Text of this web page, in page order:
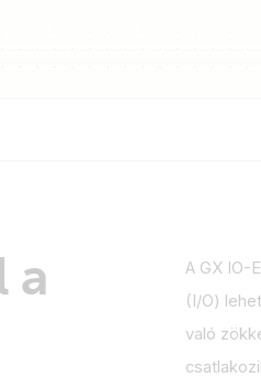
a
A GX IO-
(I/O)
való